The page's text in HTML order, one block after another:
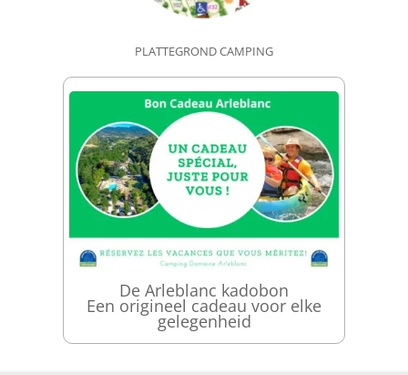
PLATTEGROND CAMPING
De Arleblanc kadobon
Een origineel cadeau voor elke
gelegenheid